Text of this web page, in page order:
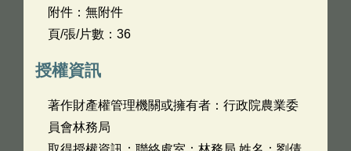
附件：無附件
頁/張/片數：36
授權資訊
著作財產權管理機關或擁有者：行政院農業委
員會林務局